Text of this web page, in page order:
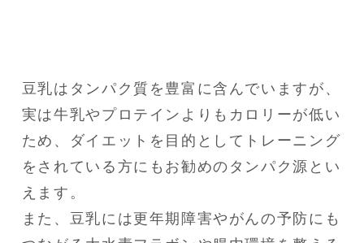
豆乳はタンパク質を豊富に含んでいますが、
実は牛乳やプロテインよりもカロリーが低い
ため、ダイエットを目的としてトレーニング
をされている方にもお勧めのタンパク源とい
えます。
また、豆乳には更年期障害やがんの予防にも